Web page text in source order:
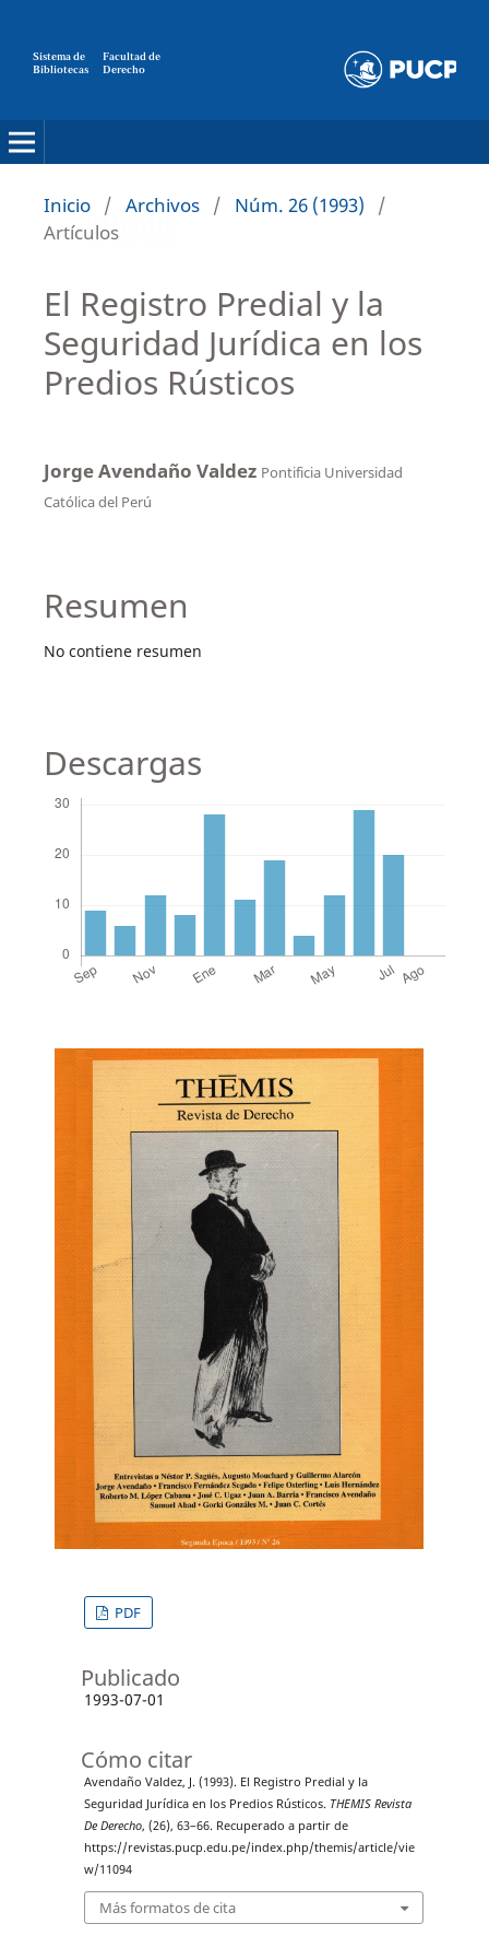
Sistema de
Bibliotecas
Facultad de
Derecho
Inicio / Archivos / Núm. 26 (1993)
/
Artículos
El Registro Predial y la
Seguridad Jurídica en los
Predios Rústicos
Jorge Avendaño Valdez Pontificia Universidad
Católica del Perú
Resumen
No contiene resumen
Descargas
PDF
Publicado
1993-07-01
Cómo citar
Avendaño Valdez, J. (1993). El Registro Predial y la
Seguridad Jurídica en los Predios Rústicos. THEMIS Revista
De Derecho, (26), 63–66. Recuperado a partir de
https://revistas.pucp.edu.pe/index.php/themis/article/vie
w/11094
Más formatos de cita